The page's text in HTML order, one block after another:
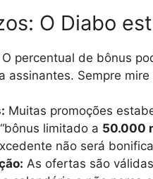
O Diabo
O percentual de bônus
assinantes. Sempre
Muitas promoções
limitado a 50.000
não será
As ofertas são